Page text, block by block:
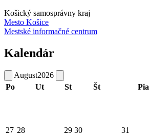
Košický samosprávny kraj
Mesto Košice
Mestské informačné centrum
Kalendár
August2026
Po
Ut St Št Pia
27 28 29 30 31